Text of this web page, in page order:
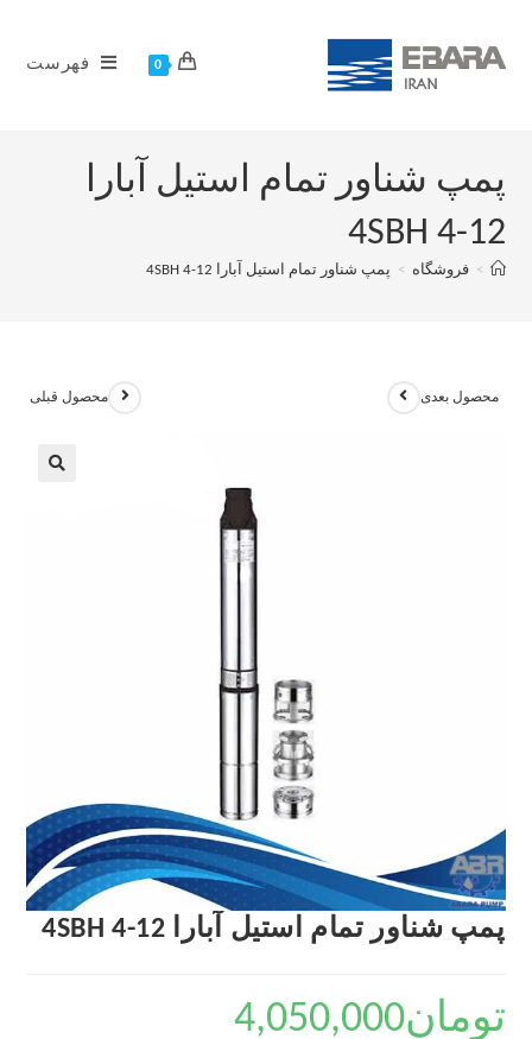
0 فهرست
پمپ شناور تمام استیل آبارا
4SBH 4-12
> فروشگاه > پمپ شناور تمام استیل آبارا 4SBH 4-12
محصول قبلی محصول بعدی
پمپ شناور تمام استیل آبارا 4SBH 4-12
تومان4,050,000